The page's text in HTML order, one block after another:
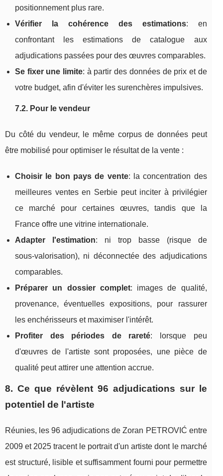
positionnement plus rare.
Vérifier la cohérence des estimations: en
confrontant les estimations de catalogue aux
adjudications passées pour des œuvres comparables.
Se fixer une limite: à partir des données de prix et de
votre budget, afin d'éviter les surenchères impulsives.
7.2. Pour le vendeur
Du côté du vendeur, le même corpus de données peut
être mobilisé pour optimiser le résultat de la vente :
Choisir le bon pays de vente: la concentration des
meilleures ventes en Serbie peut inciter à privilégier
ce marché pour certaines œuvres, tandis que la
France offre une vitrine internationale.
Adapter l'estimation: ni trop basse (risque de
sous‑valorisation), ni déconnectée des adjudications
comparables.
Préparer un dossier complet: images de qualité,
provenance, éventuelles expositions, pour rassurer
les enchérisseurs et maximiser l'intérêt.
Profiter des périodes de rareté: lorsque peu
d'œuvres de l'artiste sont proposées, une pièce de
qualité peut attirer une attention accrue.
8. Ce que révèlent 96 adjudications sur le
potentiel de l'artiste
Réunies, les 96 adjudications de Zoran PETROVIĆ entre
2009 et 2025 tracent le portrait d'un artiste dont le marché
est structuré, lisible et suffisamment fourni pour permettre